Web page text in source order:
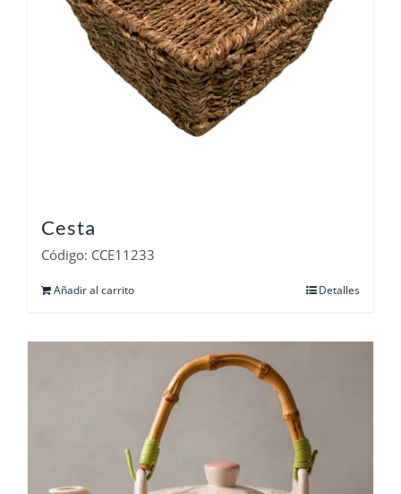
Cesta
Código: CCE11233
Añadir al carrito Detalles